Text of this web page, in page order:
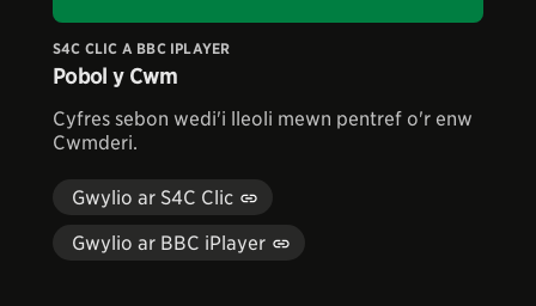
S4C CLIC A BBC IPLAYER
Pobol y Cwm
Cyfres sebon wedi'i lleoli mewn pentref o'r enw
Cwmderi.
Gwylio ar S4C Clic
Gwylio ar BBC iPlayer